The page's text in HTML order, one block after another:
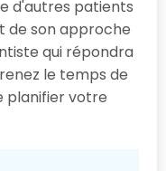
d'autres patients
de son approche
qui répondra
le temps de
planifier votre